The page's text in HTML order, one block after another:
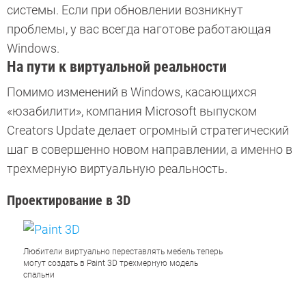
системы. Если при обновлении возникнут
проблемы, у вас всегда наготове работающая
Windows.
На пути к виртуальной реальности
Помимо изменений в Windows, касающихся
«юзабилити», компания Microsoft выпуском
Creators Update делает огромный стратегический
шаг в совершенно новом направлении, а именно в
трехмерную виртуальную реальность.
Проектирование в 3D
Любители виртуально переставлять мебель теперь
могут создать в Paint 3D трехмерную модель
спальни